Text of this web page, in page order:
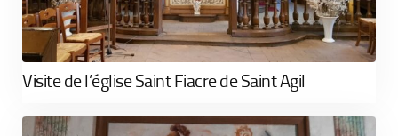
Visite de l’église Saint Fiacre de Saint Agil